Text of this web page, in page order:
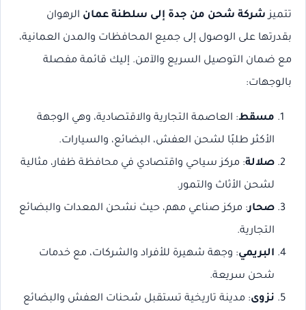
تتميز شركة شحن من جدة إلى سلطنة عمان الرهوان
بقدرتها على الوصول إلى جميع المحافظات والمدن العمانية،
مع ضمان التوصيل السريع والآمن. إليك قائمة مفصلة
بالوجهات:
مسقط: العاصمة التجارية والاقتصادية، وهي الوجهة
الأكثر طلبًا لشحن العفش، البضائع، والسيارات.
صلالة: مركز سياحي واقتصادي في محافظة ظفار، مثالية
لشحن الأثاث والتمور.
صحار: مركز صناعي مهم، حيث نشحن المعدات والبضائع
التجارية.
البريمي: وجهة شهيرة للأفراد والشركات، مع خدمات
شحن سريعة.
نزوى: مدينة تاريخية تستقبل شحنات العفش والبضائع